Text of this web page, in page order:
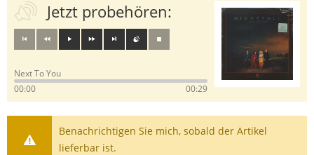
Jetzt probehören:
Next To You
00:00
00:29
Benachrichtigen Sie mich, sobald der Artikel
lieferbar ist.